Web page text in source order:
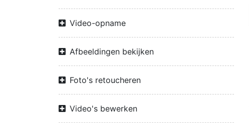
Video-opname
Afbeeldingen bekijken
Foto's retoucheren
Video's bewerken